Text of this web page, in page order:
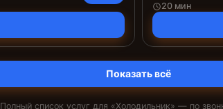
20 мин
Показать всё
Полный список услуг для «Холодильник» — по